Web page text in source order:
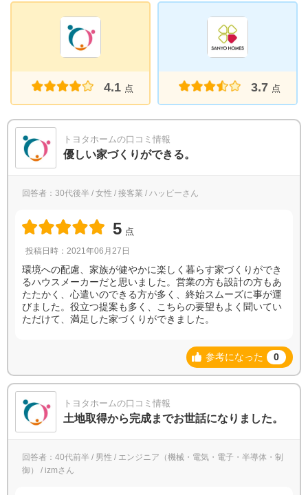
4.1 点 3.7 点
トヨタホームの口コミ情報
優しい家づくりができる。
回答者：30代後半 / 女性 / 接客業 / ハッピーさん
5 点
投稿日時：2021年06月27日
環境への配慮、家族が健やかに楽しく暮らす家づくりができ
るハウスメーカーだと思いました。営業の方も設計の方もあ
たたかく、心遣いのできる方が多く、終始スムーズに事が運
びました。役立つ提案も多く、こちらの要望もよく聞いてい
ただけて、満足した家づくりができました。
参考になった 0
トヨタホームの口コミ情報
土地取得から完成までお世話になりました。
回答者：40代前半 / 男性 / エンジニア（機械・電気・電子・半導体・制
御） / izmさん